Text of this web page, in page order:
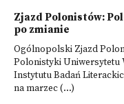
Zjazd Polonistów:
po zmianie
Ogólnopolski Zjazd
Polonistyki Uniwersytetu
Instytutu Badań
na marzec (...)